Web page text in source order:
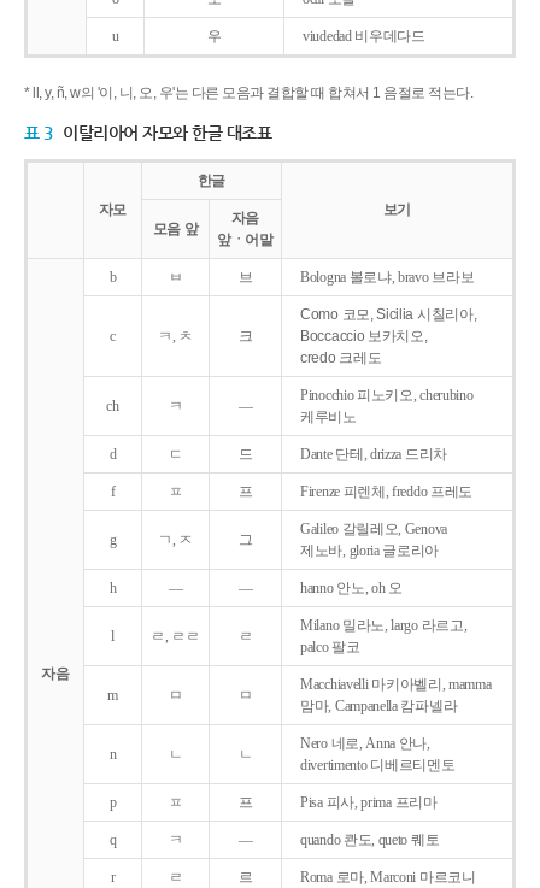
u 우 viudedad 비우데다드
* ll, y, ñ, w의 '이, 니, 오, 우'는 다른 모음과 결합할 때 합쳐서 1 음절로 적는다.
표 3 이탈리아어 자모와 한글 대조표
자모
한글
보기
모음 앞
자음
앞ㆍ어말
자음
b ㅂ 브 Bologna 볼로냐, bravo 브라보
c ㅋ, ㅊ 크
Como 코모, Sicilia 시칠리아,
Boccaccio 보카치오,
credo 크레도
ch ㅋ ―
Pinocchio 피노키오, cherubino
케루비노
d ㄷ 드 Dante 단테, drizza 드리차
f ㅍ 프 Firenze 피렌체, freddo 프레도
g ㄱ, ㅈ 그
Galileo 갈릴레오, Genova
제노바, gloria 글로리아
h ― ― hanno 안노, oh 오
l ㄹ, ㄹㄹ ㄹ
Milano 밀라노, largo 라르고,
palco 팔코
m ㅁ ㅁ
Macchiavelli 마키아벨리, mamma
맘마, Campanella 캄파넬라
n ㄴ ㄴ
Nero 네로, Anna 안나,
divertimento 디베르티멘토
p ㅍ 프 Pisa 피사, prima 프리마
q ㅋ ― quando 콴도, queto 퀘토
r ㄹ 르 Roma 로마, Marconi 마르코니